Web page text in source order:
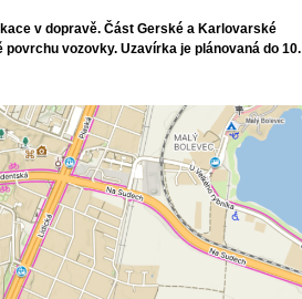
v dopravě. Část Gerské a Karlovarské
vozovky. Uzavírka je plánovaná do 10.